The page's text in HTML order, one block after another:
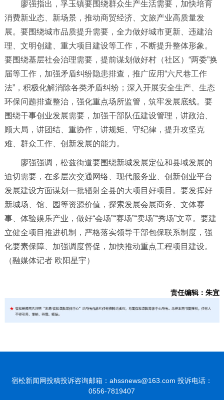
廖强指出，孚玉镇要围绕群众生产生活需要，加快培育
消费新业态、新场景，推动商贸经济、文旅产业高质量发
展。要围绕城市品质提升需要，全力做好城市更新、违建治
理、文明创建、重大项目建设等工作，不断提升整体形象。
要围绕基层社会治理需要，提前谋划做好村（社区）“两委”换
届等工作，加强矛盾纠纷隐患排查，推广应用“六尺巷工作
法”，积极化解消除各类矛盾纠纷；深入开展安全生产、生态
环保问题排查整治，强化重点场所监管，筑牢发展底线。要
围绕干事创业发展需要，加强干部队伍建设管理，讲政治、
顾大局，讲团结、重协作，讲规矩、守纪律，提升攻坚克
难、群众工作、创新发展的能力。
廖强强调，松兹街道要围绕新城发展定位和县域发展的
迫切需要，在多层次交通网络、现代服务业、创新创业平台
发展建设方面谋划一批辐射全县的大项目好项目。要发挥好
新城场、馆、园等资源价值，探索发展会展商务、文体赛
事、体验娱乐产业，做好“会场”“赛场”“卖场”“秀场”文章。要建
立健全项目推进机制，严格落实领导干部包保联系制度，强
化要素保障、加强调度督促，加快推动重点工程项目建设。
（融媒体记者 欧阳星宇）
责任编辑：朱宜
宿松新闻网投稿投诉咨询邮箱：ahssnews@163.com 投诉电话：
0556-7819407